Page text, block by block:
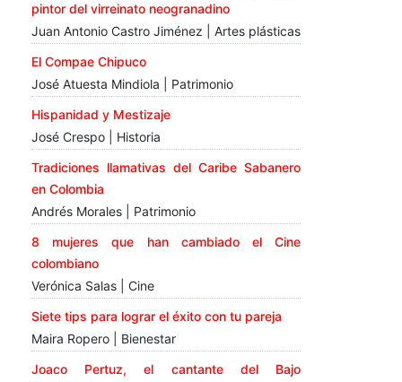
pintor del virreinato neogranadino
Juan Antonio Castro Jiménez | Artes plásticas
El Compae Chipuco
José Atuesta Mindiola | Patrimonio
Hispanidad y Mestizaje
José Crespo | Historia
Tradiciones llamativas del Caribe Sabanero
en Colombia
Andrés Morales | Patrimonio
8 mujeres que han cambiado el Cine
colombiano
Verónica Salas | Cine
Siete tips para lograr el éxito con tu pareja
Maira Ropero | Bienestar
Joaco Pertuz, el cantante del Bajo